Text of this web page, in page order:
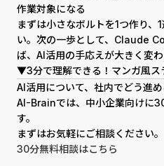
作業対象になる
まずは小さなボルトを1つ作り、
い。次の一歩として、Claude
ば、AI活用の手応えが大きく変わ
▼3分で理解できる！マンガ風ス
AI活用について、社内でどう進
AI-Brainでは、中小企業向けに
す。
まずはお気軽にご相談ください。
30分無料相談はこちら